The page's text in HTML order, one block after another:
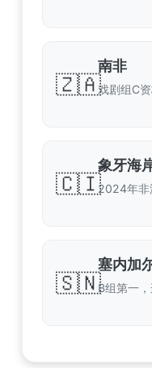
🇿🇦
南非
戏剧组C
🇨🇮
象牙海
2024年非
🇸🇳
塞内加
B组第一